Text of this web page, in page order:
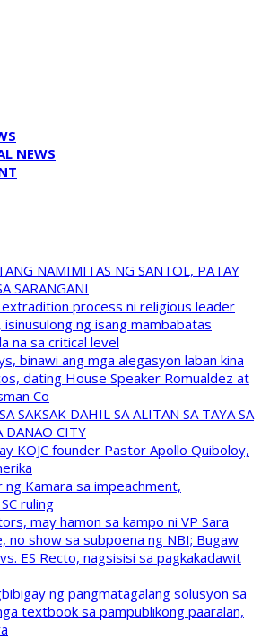
NEWS
NAMIMITAS NG SANTOL, PATAY
SARANGANI
extradition process ni religious leader
ng isang mambabatas
na sa critical level
binawi ang mga alegasyon laban kina
dating House Speaker Romualdez at
Co
SAKSAK DAHIL SA ALITAN SA TAYA SA
DANAO CITY
KOJC founder Pastor Apollo Quiboloy,
ng Kamara sa impeachment,
ruling
may hamon sa kampo ni VP Sara
no show sa subpoena ng NBI; Bugaw
ES Recto, nagsisisi sa pagkakadawit
ng pangmatagalang solusyon sa
textbook sa pampublikong paaralan,